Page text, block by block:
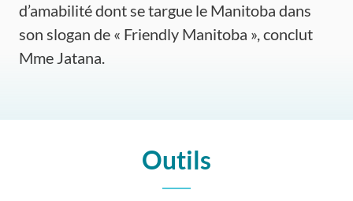
d’amabilité dont se targue le Manitoba dans
son slogan de « Friendly Manitoba », conclut
Mme Jatana.
Outils